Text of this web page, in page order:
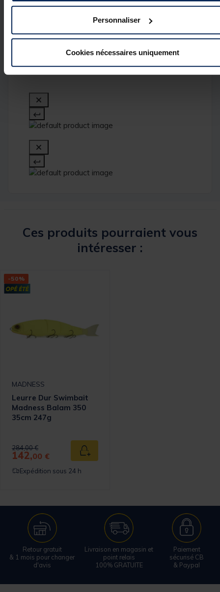
Personnaliser
Cookies nécessaires uniquement
réel plaisir.
1
Ces produits pourraient vous
intéresser :
-50%
MADNESS
Leurre Dur Swimbait
Madness Balam 350
35cm 247g
Price reduced from
284,00 €to
142,00 € Ajouter au panier
Expédition sous 24 h
Retour gratuit
& 1 mois pour changer
d'avis
Livraison en magasin et
point relais
100% GRATUITE
Paiement
sécurisé CB
& Paypal